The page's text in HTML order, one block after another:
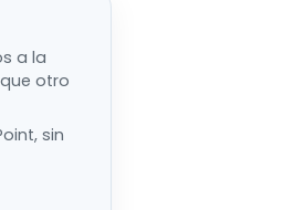
a la
otro
sin